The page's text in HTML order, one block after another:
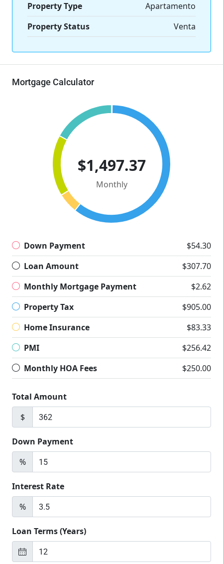
Property Type
Apartamento
Property Status
Venta
Mortgage Calculator
$1,497.37
Monthly
Down Payment
$54.30
Loan Amount
$307.70
Monthly Mortgage Payment
$2.62
Property Tax
$905.00
Home Insurance
$83.33
PMI
$256.42
Monthly HOA Fees
$250.00
Total Amount
$
Down Payment
%
Interest Rate
%
Loan Terms (Years)